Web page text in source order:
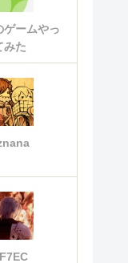
ゲームやっ
みた